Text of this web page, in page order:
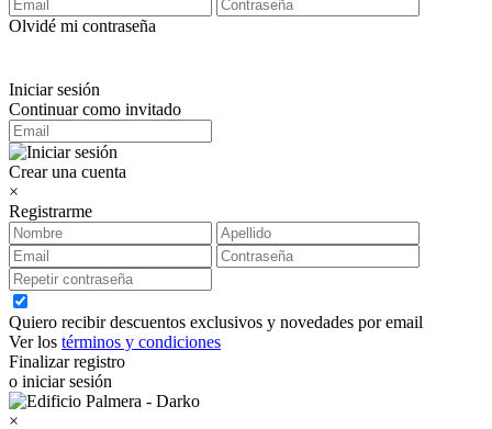
Olvidé mi contraseña
Iniciar sesión
Continuar como invitado
Crear una cuenta
×
Registrarme
Quiero recibir descuentos exclusivos y novedades por email
Ver los términos y condiciones
Finalizar registro
o iniciar sesión
×